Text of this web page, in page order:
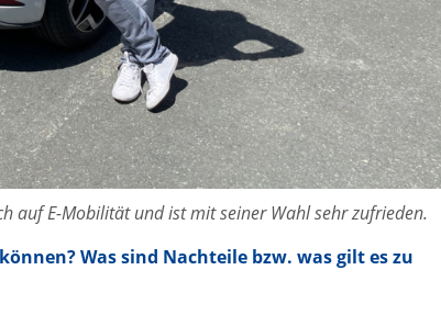
auf E-Mobilität und ist mit seiner Wahl sehr zufrieden.
Was sind Nachteile bzw. was gilt es zu